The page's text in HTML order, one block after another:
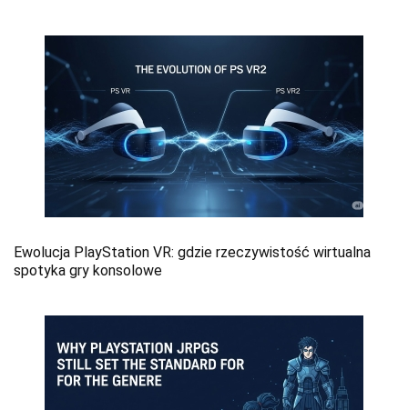
Ewolucja PlayStation VR: gdzie rzeczywistość wirtualna
spotyka gry konsolowe